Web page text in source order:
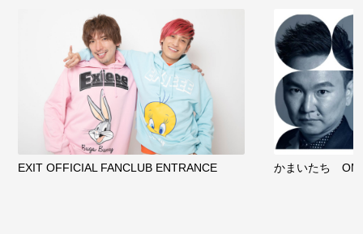
EXIT OFFICIAL FANCLUB ENTRANCE かまいたち